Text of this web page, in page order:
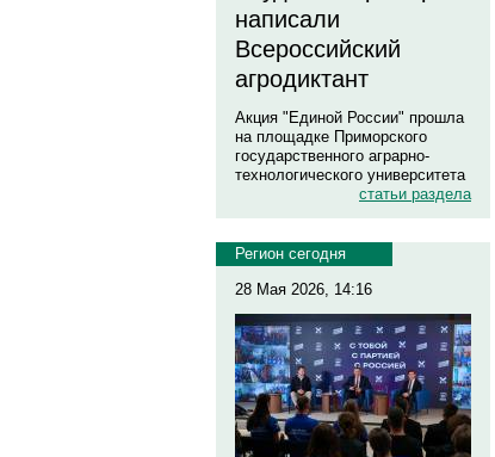
написали
Всероссийский
агродиктант
Акция "Единой России" прошла
на площадке Приморского
государственного аграрно-
технологического университета
статьи раздела
Регион сегодня
28 Мая 2026, 14:16